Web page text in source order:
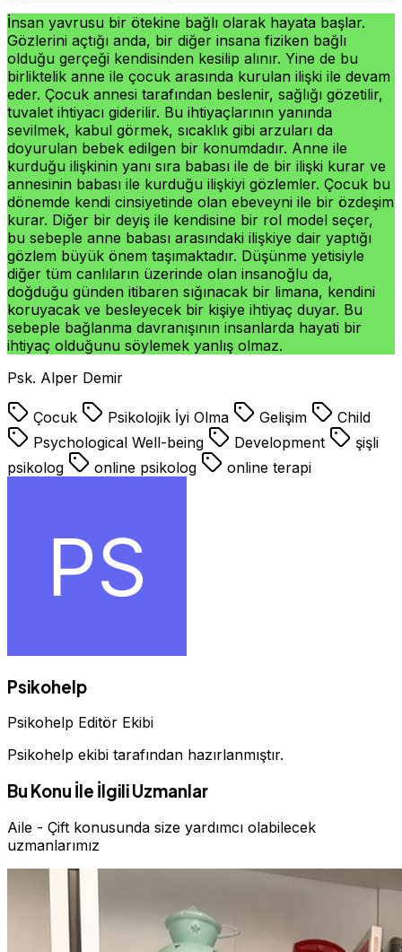
İnsan yavrusu bir ötekine bağlı olarak hayata başlar.
Gözlerini açtığı anda, bir diğer insana fiziken bağlı
olduğu gerçeği kendisinden kesilip alınır. Yine de bu
birliktelik anne ile çocuk arasında kurulan ilişki ile devam
eder. Çocuk annesi tarafından beslenir, sağlığı gözetilir,
tuvalet ihtiyacı giderilir. Bu ihtiyaçlarının yanında
sevilmek, kabul görmek, sıcaklık gibi arzuları da
doyurulan bebek edilgen bir konumdadır. Anne ile
kurduğu ilişkinin yanı sıra babası ile de bir ilişki kurar ve
annesinin babası ile kurduğu ilişkiyi gözlemler. Çocuk bu
dönemde kendi cinsiyetinde olan ebeveyni ile bir özdeşim
kurar. Diğer bir deyiş ile kendisine bir rol model seçer,
bu sebeple anne babası arasındaki ilişkiye dair yaptığı
gözlem büyük önem taşımaktadır. Düşünme yetisiyle
diğer tüm canlıların üzerinde olan insanoğlu da,
doğduğu günden itibaren sığınacak bir limana, kendini
koruyacak ve besleyecek bir kişiye ihtiyaç duyar. Bu
sebeple bağlanma davranışının insanlarda hayati bir
ihtiyaç olduğunu söylemek yanlış olmaz.
Psk. Alper Demir
Çocuk Psikolojik İyi Olma Gelişim
Child
Psychological Well-being
Development
şişli
psikolog
online psikolog online terapi
Psikohelp
Psikohelp Editör Ekibi
Psikohelp ekibi tarafından hazırlanmıştır.
Bu Konu İle İlgili Uzmanlar
Aile - Çift konusunda size yardımcı olabilecek
uzmanlarımız